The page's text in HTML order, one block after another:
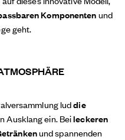
Komponentenund
geht.
luddie
Ausklang ein. Beileckeren
und spannenden